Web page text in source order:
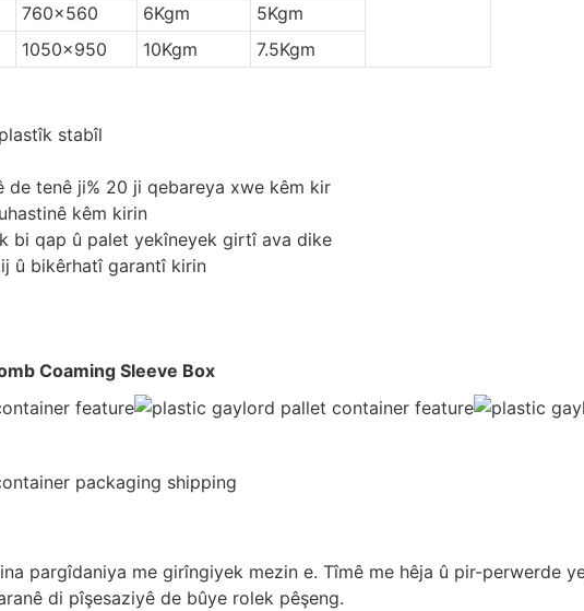
760×560 6Kgm
5Kgm
1050×950 10Kgm 7.5Kgm
stabîl
tenê ji% 20 ji qebareya xwe kêm kir
kêm kirin
bi qap û palet yekîneyek girtî ava dike
û bikêrhatî garantî kirin
Coaming Sleeve Box
pargîdaniya me girîngiyek mezin e. Tîmê me hêja û pir-perwerde
di pîşesaziyê de bûye rolek pêşeng.